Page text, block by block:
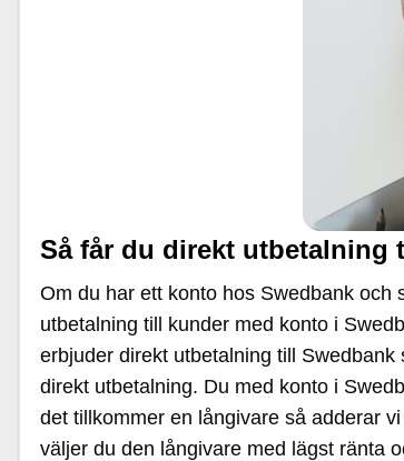
Så får du direkt utbetalning
Om du har ett konto hos Swedbank och
utbetalning till kunder med konto i
erbjuder direkt utbetalning till
direkt utbetalning. Du med konto i
det tillkommer en långivare så adderar
väljer du den långivare med lägst ränta